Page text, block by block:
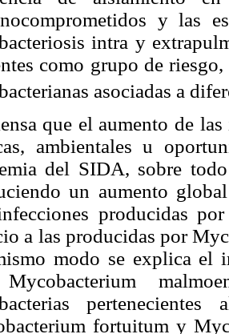
y las
intra y
como grupo de
asociadas a
que el aumento de
ambientales u
del SIDA, sobre
un aumento
producidas
a las producidas por
modo se explica el
fortuitum y